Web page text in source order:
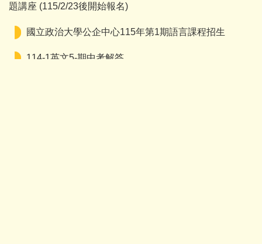
題講座 (115/2/23後開始報名)
國立政治大學公企中心115年第1期語言課程招生
114-1英文5-期中考解答